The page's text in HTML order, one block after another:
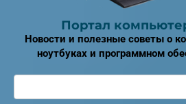
Портал
Новости и полезные советы о
ноутбуках и программном
Поиск: